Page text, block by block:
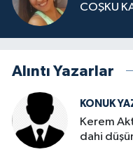
COŞKU
Alıntı Yazarlar
KONUK
Kerem
dahi